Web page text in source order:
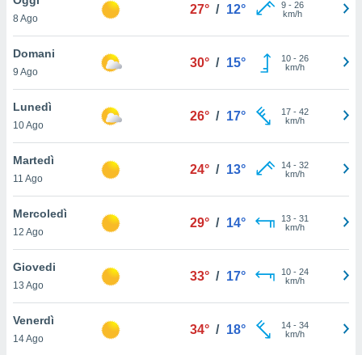
è
al sito
di
ci
di
il
un
la
8 Ago
27° / 12° 9- 26
km/h
Domani
9 Ago
30° / 15° 10- 26
km/h
Lunedì
10 Ago
26° / 17° 17- 42
km/h
Martedì
11 Ago
24° / 13° 14- 32
km/h
Mercoledì
12 Ago
29° / 14° 13- 31
km/h
Giovedi
13 Ago
33° / 17° 10- 24
km/h
Venerdì
14 Ago
34° / 18° 14- 34
km/h